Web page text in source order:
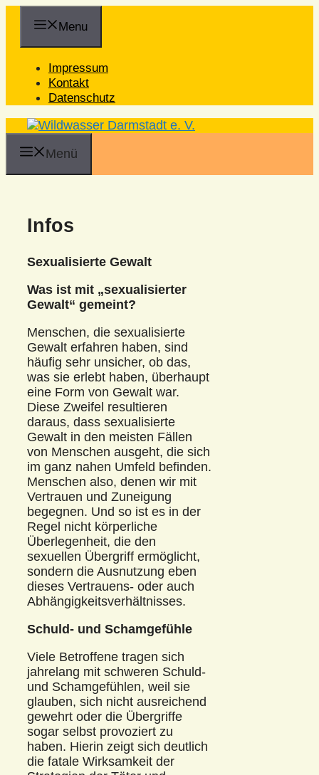
Inhalt
Menu
Impressum
Kontakt
Datenschutz
Menü
Infos
Sexualisierte Gewalt
Was ist mit „sexualisierter
Gewalt“ gemeint?
Menschen, die sexualisierte
Gewalt erfahren haben, sind
häufig sehr unsicher, ob das,
was sie erlebt haben, überhaupt
eine Form von Gewalt war.
Diese Zweifel resultieren
daraus, dass sexualisierte
Gewalt in den meisten Fällen
von Menschen ausgeht, die sich
im ganz nahen Umfeld befinden.
Menschen also, denen wir mit
Vertrauen und Zuneigung
begegnen. Und so ist es in der
Regel nicht körperliche
Überlegenheit, die den
sexuellen Übergriff ermöglicht,
sondern die Ausnutzung eben
dieses Vertrauens- oder auch
Abhängigkeitsverhältnisses.
Schuld- und Schamgefühle
Viele Betroffene tragen sich
jahrelang mit schweren Schuld-
und Schamgefühlen, weil sie
glauben, sich nicht ausreichend
gewehrt oder die Übergriffe
sogar selbst provoziert zu
haben. Hierin zeigt sich deutlich
die fatale Wirksamkeit der